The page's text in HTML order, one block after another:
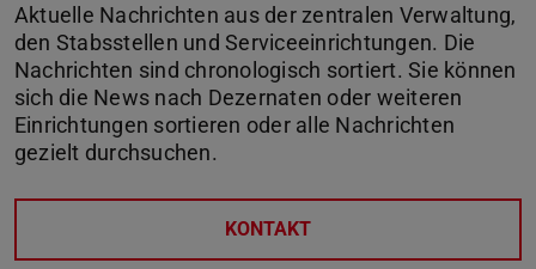
Aktuelle Nachrichten aus der zentralen Verwaltung,
den Stabsstellen und Serviceeinrichtungen. Die
Nachrichten sind chronologisch sortiert. Sie können
sich die News nach Dezernaten oder weiteren
Einrichtungen sortieren oder alle Nachrichten
gezielt durchsuchen.
KONTAKT